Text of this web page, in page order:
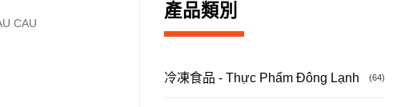
產品類別
冷凍食品 - Thực Phẩm Đông Lạnh (64)
CAU